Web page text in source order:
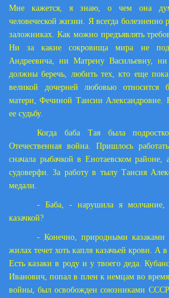
Мне кажется, я знаю, о чем она
человеческой жизни. Я всегда болезненно
заложниках. Как можно предъявлять
Ни за какие сокровища мира не
Андреевича, ни Матрену Васильевну,
должны беречь, любить тех, кто еще
великой дочерней любовью
матери, Фечиной Таисии Александровне.
ее судьбу.
Когда баба Тая была
Отечественная война. Пришлось
сначала рыбачкой в Енотаевском
судоверфи. За работу в тылу Таисия
медали.
- Баба, - нарушила я молчание,
казачкой?
- Конечно, природными казаками
жилах течет хоть капля казачьей крови. А
Есть казаки в роду и у твоего деда.
Иванович, попал в плен к немцам во
войны, был освобожден союзниками